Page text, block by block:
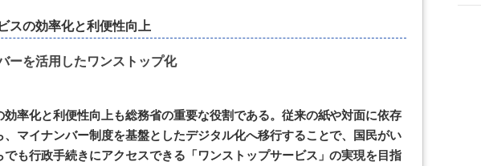
スの効率化と利便性向上
ーを活用したワンストップ化
効率化と利便性向上も総務省の重要な役割である。従来の紙や対面に依存
、マイナンバー制度を基盤としたデジタル化へ移行することで、国民がい
でも行政手続きにアクセスできる「ワンストップサービス」の実現を目指